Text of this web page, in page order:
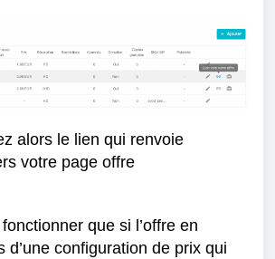
alors le lien qui renvoie
votre page offre
que si l’offre en
d’une configuration de prix qui